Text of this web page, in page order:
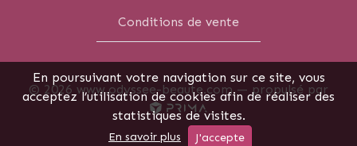
Conditions de vente
© 2026 www.odyssee-beaute.com — propulsé par
En poursuivant votre navigation sur ce site, vous
acceptez l’utilisation de cookies afin de réaliser des
statistiques de visites.
En savoir plus J'accepte